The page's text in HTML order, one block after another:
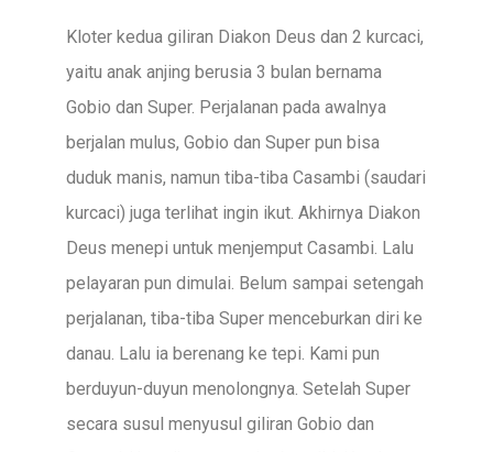
Kloter kedua giliran Diakon Deus dan 2 kurcaci,
yaitu anak anjing berusia 3 bulan bernama
Gobio dan Super. Perjalanan pada awalnya
berjalan mulus, Gobio dan Super pun bisa
duduk manis, namun tiba-tiba Casambi (saudari
kurcaci) juga terlihat ingin ikut. Akhirnya Diakon
Deus menepi untuk menjemput Casambi. Lalu
pelayaran pun dimulai. Belum sampai setengah
perjalanan, tiba-tiba Super menceburkan diri ke
danau. Lalu ia berenang ke tepi. Kami pun
berduyun-duyun menolongnya. Setelah Super
secara susul menyusul giliran Gobio dan